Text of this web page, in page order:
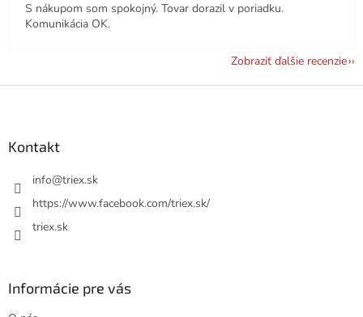
S nákupom som spokojný. Tovar dorazil v poriadku.
Komunikácia OK.
Zobraziť ďalšie recenzie
Kontakt
info@triex.sk
https://www.facebook.com/triex.sk/
triex.sk
Informácie pre vás